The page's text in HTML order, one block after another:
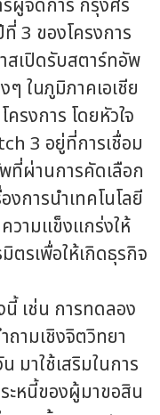
จัดการ กรุงศรี
3 ของโครงการ
สเปิดรับสตาร์ทอัพ
ๆ ในภูมิภาคเอเชีย
ครงการ โดยหัวใจ
3 อยู่ที่การเชื่อม
ที่ผ่านการคัดเลือก
การนำเทคโนโลยี
วามแข็งแกร่งให้
รเพื่อให้เกิดธุรกิจ
เช่น การทดลอง
ามเชิงจิตวิทยา
มาใช้เสริมในการ
ะหนี้ของผู้มาขอสิน